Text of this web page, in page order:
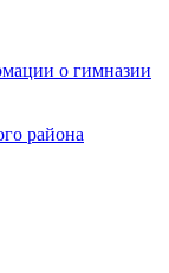
о гимназии
района